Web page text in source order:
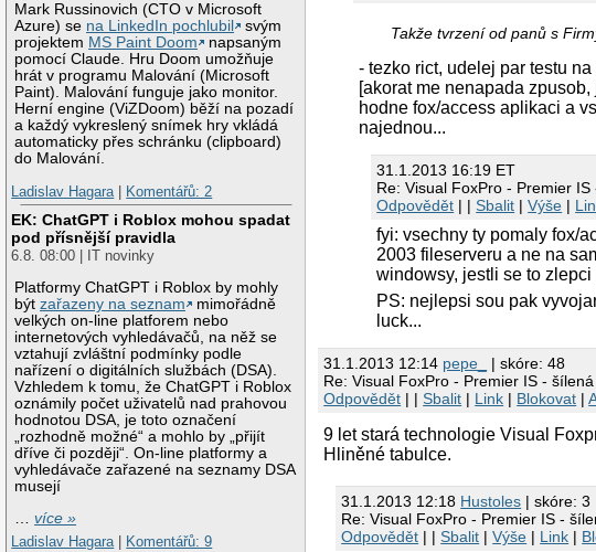
Mark Russinovich (CTO v Microsoft
Azure) se na LinkedIn pochlubil
svým
projektem MS Paint Doom
napsaným
pomocí Claude. Hru Doom umožňuje
hrát v programu Malování (Microsoft
Paint). Malování funguje jako monitor.
Herní engine (ViZDoom) běží na pozadí
a každý vykreslený snímek hry vkládá
automaticky přes schránku (clipboard)
do Malování.
Ladislav Hagara
Komentářů: 2
EK: ChatGPT i Roblox mohou spadat
pod přísnější pravidla
6.8. 08:00 | IT novinky
Platformy ChatGPT i Roblox by mohly
býtzařazeny na seznam
mimořádně
velkých on-line platforem nebo
internetových vyhledávačů, na něž se
vztahují zvláštní podmínky podle
nařízení o digitálních službách (DSA).
Vzhledem k tomu, že ChatGPT i Roblox
oznámily počet uživatelů nad prahovou
hodnotou DSA, je toto označení
„rozhodně možné“ a mohlo by „přijít
dříve či později“. On-line platformy a
vyhledávače zařazené na seznamy DSA
musejí
…více »
Ladislav Hagara| Komentářů: 9
Takže tvrzení od panů s
- tezko rict, udelej par testu
[akorat me nenapada
hodne fox/access aplikaci a
najednou...
31.1.2013 16:19 ET
Re: Visual FoxPro - Premier
Odpovědět | |Sbalit |Výše |
fyi: vsechny ty pomaly fox/
2003 fileserveru a ne na
windowsy, jestli se to
PS: nejlepsi sou pak
luck...
31.1.2013 12:14 pepe_
| skóre: 48
Re: Visual FoxPro - Premier IS -
Odpovědět | |Sbalit | Link | Blokovat |
9 let stará technologie Visual
Hliněné tabulce.
31.1.2013 12:18 Hustoles | skóre: 3
Re: Visual FoxPro - Premier IS -
Odpovědět | |Sbalit |Výše | Link |